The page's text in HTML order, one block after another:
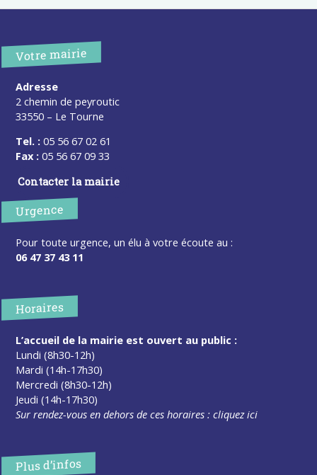
Votre mairie
Adresse
2 chemin de peyroutic
33550 – Le Tourne
Tel. : 05 56 67 02 61
Fax : 05 56 67 09 33
Contacter la mairie
Urgence
Pour toute urgence, un élu à votre écoute au :
06 47 37 43 11
Horaires
L’accueil de la mairie est ouvert au public :
Lundi (8h30-12h)
Mardi (14h-17h30)
Mercredi (8h30-12h)
Jeudi (14h-17h30)
Sur rendez-vous en dehors de ces horaires :cliquez ici
Plus d’infos